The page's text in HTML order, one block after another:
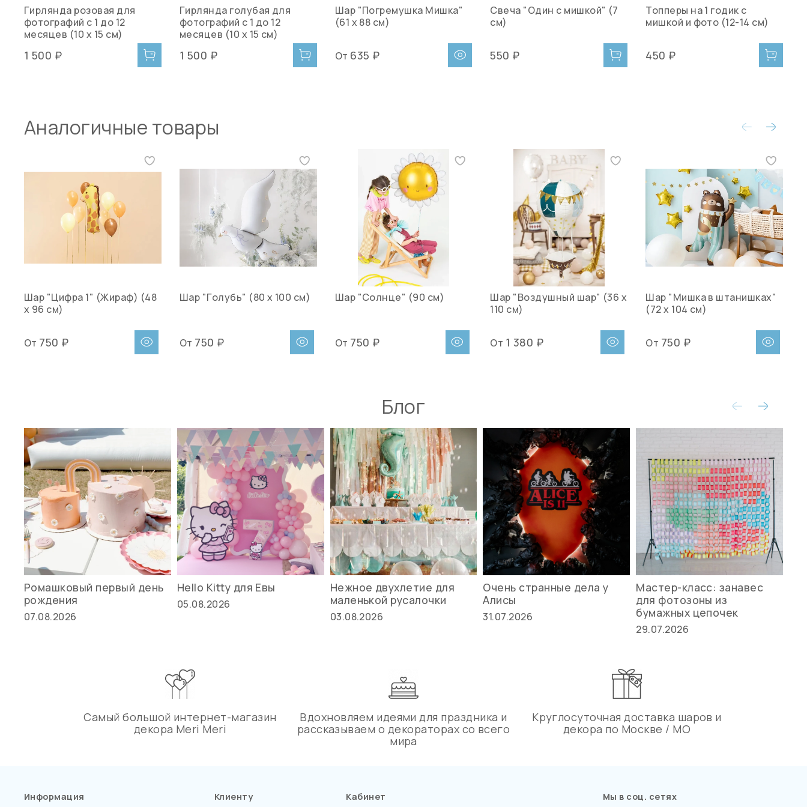
Гирлянда розовая для
фотографий с 1 до 12
месяцев (10 х 15 см)
1 500 ₽
Гирлянда голубая для
фотографий с 1 до 12
месяцев (10 х 15 см)
1 500 ₽
Шар "Погремушка Мишка"
(61 х 88 см)
От 635 ₽
Свеча "Один с мишкой" (7
см)
550 ₽
Топперы на 1 годик с
мишкой и фото (12-14 см)
450 ₽
Аналогичные товары
Шар "Цифра 1" (Жираф) (48
х 96 см)
От 750 ₽
Шар "Голубь" (80 х 100 см)
От 750 ₽
Шар "Солнце" (90 см)
От 750 ₽
Шар "Воздушный шар" (36 х
110 см)
От 1 380 ₽
Шар "Мишка в штанишках"
(72 х 104 см)
От 750 ₽
Блог
Ромашковый первый день
рождения
07.08.2026
Hello Kitty для Евы
05.08.2026
Нежное двухлетие для
маленькой русалочки
03.08.2026
Очень странные дела у
Алисы
31.07.2026
Мастер-класс: занавес
для фотозоны из
бумажных цепочек
29.07.2026
Самый большой интернет-магазин
декора Meri Meri
Вдохновляем идеями для праздника и
рассказываем о декораторах со всего
мира
Круглосуточная доставка шаров и
декора по Москве / МО
Информация Клиенту Кабинет Мы в соц. сетях